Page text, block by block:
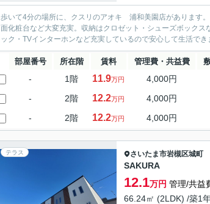
歩いて4分の場所に、クスリのアオキ 浦和美園店があります
面化粧台など大変充実。収納はクロゼット・シューズボック
ック・TVインターホンなど充実しているので安心して生活で
部屋番号 所在階 賃料 管理費・共益費
- 1階 11.9万円 4,000円
- 2階 12.2万円 4,000円
- 2階 12.2万円 4,000円
テラス さいたま市岩槻区城町
SAKURA
12.1万円 管理/共益
66.24㎡ (2LDK) /築1